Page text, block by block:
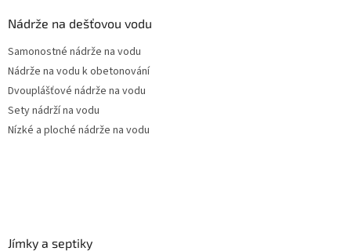
Nádrže na dešťovou vodu
Samonostné nádrže na vodu
Nádrže na vodu k obetonování
Dvouplášťové nádrže na vodu
Sety nádrží na vodu
Nízké a ploché nádrže na vodu
Jímky a septiky